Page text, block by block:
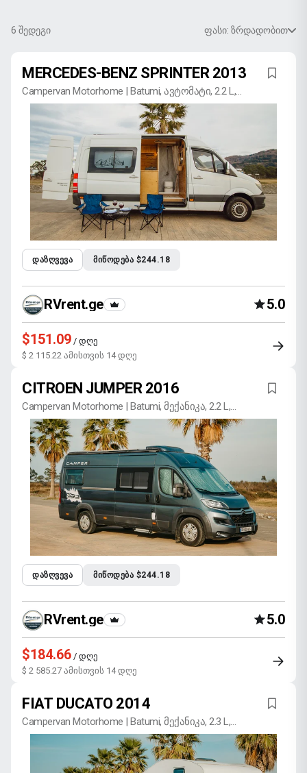
6 შედეგი ფასი: ზრდადობით
MERCEDES-BENZ SPRINTER 2013
Campervan Motorhome | Batumi, ავტომატი, 2.2 L,
დიზელი
ᲓᲐᲖᲦᲕᲔᲕᲐ ᲛᲘᲬᲝᲓᲔᲑᲐ $244.18
RVrent.ge 5.0
$151.09 / დღე
$ 2 115.22 ამისთვის 14 დღე
CITROEN JUMPER 2016
Campervan Motorhome | Batumi, მექანიკა, 2.2 L,
ბენზინი
ᲓᲐᲖᲦᲕᲔᲕᲐ ᲛᲘᲬᲝᲓᲔᲑᲐ $244.18
RVrent.ge 5.0
$184.66 / დღე
$ 2 585.27 ამისთვის 14 დღე
FIAT DUCATO 2014
Campervan Motorhome | Batumi, მექანიკა, 2.3 L,
დიზელი